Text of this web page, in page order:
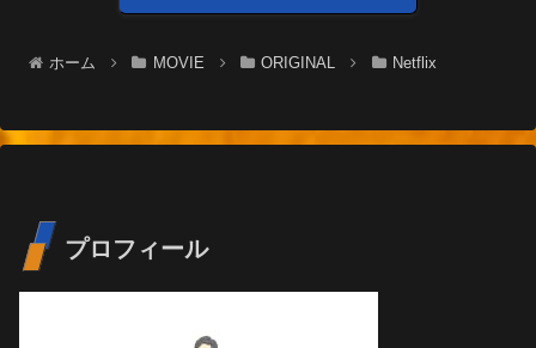
ホーム MOVIE ORIGINAL Netflix
プロフィール